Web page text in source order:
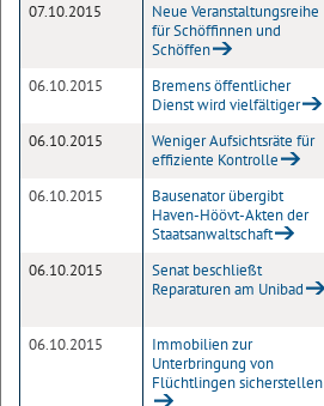
07.10.2015
Neue Veranstaltungsreihe
für Schöffinnen und
Schöffen
06.10.2015
Bremens öffentlicher
Dienst wird vielfältiger
06.10.2015
Weniger Aufsichtsräte für
effiziente Kontrolle
06.10.2015
Bausenator übergibt
Haven-Höövt-Akten der
Staatsanwaltschaft
06.10.2015
Senat beschließt
Reparaturen am Unibad
06.10.2015
Immobilien zur
Unterbringung von
Flüchtlingen sicherstellen